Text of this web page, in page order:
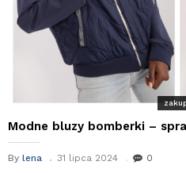
Modne bluzy bomberki –
By lena 31 lipca 2024 0